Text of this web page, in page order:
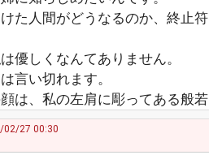
た人間がどうなるのか、終止符
優しくなんてありません。
言い切れます。
は、私の左肩に彫ってある般
02/27 00:30